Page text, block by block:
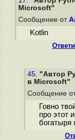
Microsoft"
Сообщение от
Kotlin
45. "Автор
в Microsoft"
Сообщение
Говно
про этот
богатыря